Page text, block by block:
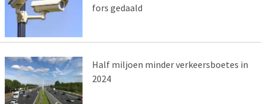
fors gedaald
Half miljoen minder verkeersboetes in
2024